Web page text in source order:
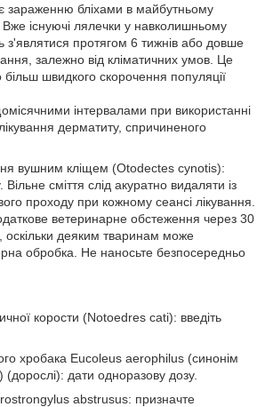
зараженню бліхами в майбутньому
Вже існуючі лялечки у навколишньому
з'являтися протягом 6 тижнів або довше
залежно від кліматичних умов. Це
швидкого скорочення популяції
інтервалами при використанні
дерматиту, спричиненого
вушним кліщем (Otodectes cynotis):
Вільне сміття слід акуратно видаляти із
проходу при кожному сеансі лікування.
ветеринарне обстеження через 30
оскільки деяким тваринам може
обробка. Не наносьте безпосередньо
корости (Notoedres cati): введіть
хробака Eucoleus aerophilus (синонім
дати одноразову дозу.
abstrusus: призначте